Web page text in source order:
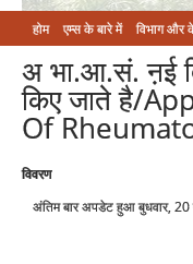
होम एम्‍स के बारे में विभाग और
अ भा.आ.सं. ऩई
किए जाते है/
Of
विवरण
अंतिम बार अपडेट हुआ बुधवार,